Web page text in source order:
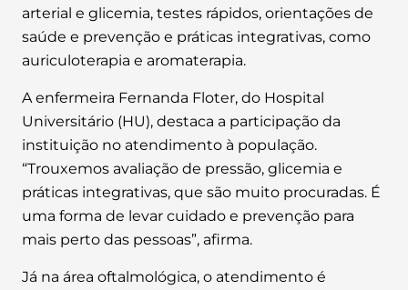
arterial e glicemia, testes rápidos, orientações de
saúde e prevenção e práticas integrativas, como
auriculoterapia e aromaterapia.
A enfermeira Fernanda Floter, do Hospital
Universitário (HU), destaca a participação da
instituição no atendimento à população.
“Trouxemos avaliação de pressão, glicemia e
práticas integrativas, que são muito procuradas. É
uma forma de levar cuidado e prevenção para
mais perto das pessoas”, afirma.
Já na área oftalmológica, o atendimento é